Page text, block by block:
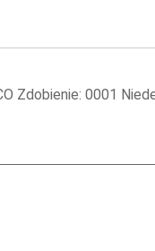
Zdobienie: 0001